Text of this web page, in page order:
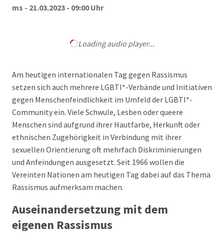
ms - 21.03.2023 - 09:00 Uhr
Loading audio player...
Am heutigen internationalen Tag gegen Rassismus
setzen sich auch mehrere LGBTI*-Verbände und Initiativen
gegen Menschenfeindlichkeit im Umfeld der LGBTI*-
Community ein. Viele Schwule, Lesben oder queere
Menschen sind aufgrund ihrer Hautfarbe, Herkunft oder
ethnischen Zugehörigkeit in Verbindung mit ihrer
sexuellen Orientierung oft mehrfach Diskriminierungen
und Anfeindungen ausgesetzt. Seit 1966 wollen die
Vereinten Nationen am heutigen Tag dabei auf das Thema
Rassismus aufmerksam machen.
Auseinandersetzung mit dem
eigenen Rassismus